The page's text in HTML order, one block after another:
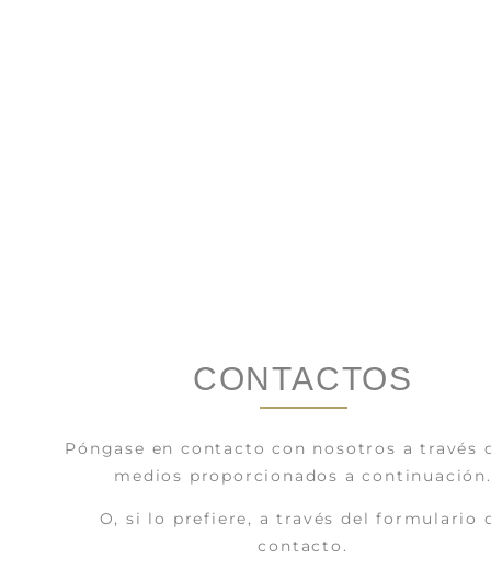
CONTACTOS
Póngase en contacto con nosotros a través
medios proporcionados a continuación.
O, si lo prefiere, a través del formulario
contacto.